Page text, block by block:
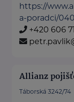
https://
a-poradci/
+420 606
Allianz
Táborská 3242/74